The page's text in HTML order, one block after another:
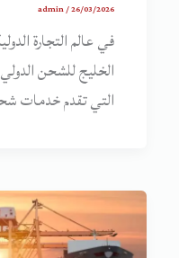
admin/26/03/2026
في عالم التجارة
الخليج للشحن
التي تقدم خدمات